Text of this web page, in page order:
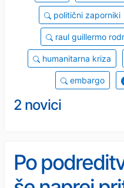
politični zaporniki
raul guillermo
humanitarna kriza
embargo
2 novici
Po